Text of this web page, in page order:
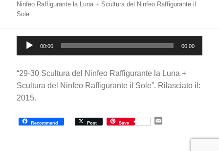
Ninfeo Raffigurante la Luna + Scultura del Ninfeo Raffigurante il
Sole
Player
00:00 00:00
“29-30 Scultura del Ninfeo Raffigurante la Luna +
Scultura del Ninfeo Raffigurante il Sole”. Rilasciato il:
2015.
Recommend Post Save